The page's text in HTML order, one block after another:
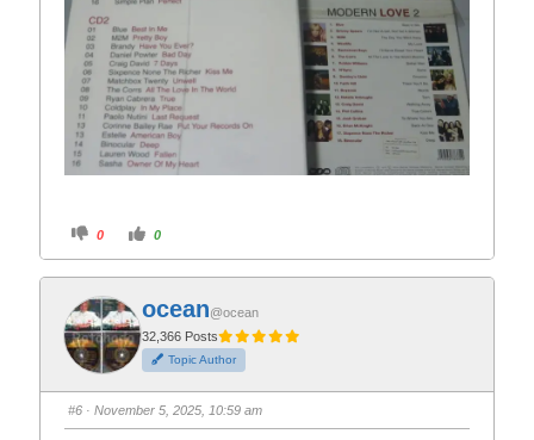
C
i
f
o
r
t
h
u
m
d
o
0
C
i
o
t
h
u
m
u
p
0
ocean@ocean
32,366 Posts
Topic Author
#6 · November 5, 2025, 10:59 am